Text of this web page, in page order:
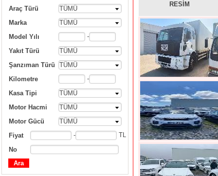
Araç Türü
TÜMÜ
Marka
TÜMÜ
Model Yılı
-
Yakıt Türü
TÜMÜ
Şanzıman Türü
TÜMÜ
Kilometre
-
Kasa Tipi
TÜMÜ
Motor Hacmi
TÜMÜ
Motor Gücü
TÜMÜ
Fiyat
- TL
No
RESİM